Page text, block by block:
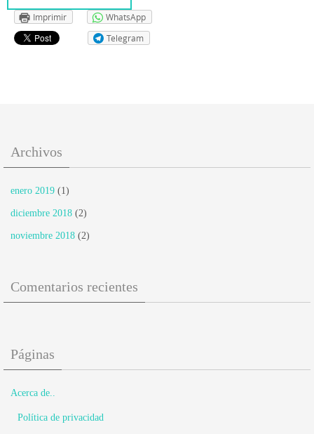
Imprimir
WhatsApp
Telegram
Archivos
enero 2019 (1)
diciembre 2018 (2)
noviembre 2018 (2)
Comentarios recientes
Páginas
Acerca de..
Política de privacidad